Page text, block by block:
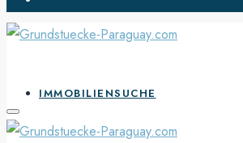
IMMOBILIENSUCHE